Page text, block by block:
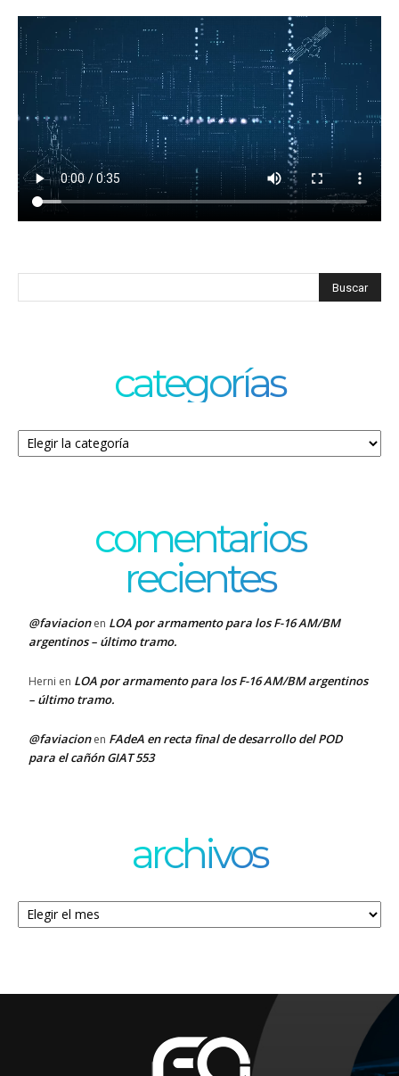
categorías
Categorías
comentarios
recientes
@faviacionen LOA por armamento para los F-16 AM/BM
argentinos – último tramo.
Herni en LOA por armamento para los F-16 AM/BM argentinos
– último tramo.
@faviacionen FAdeA en recta final de desarrollo del POD
para el cañón GIAT 553
archivos
Archivos